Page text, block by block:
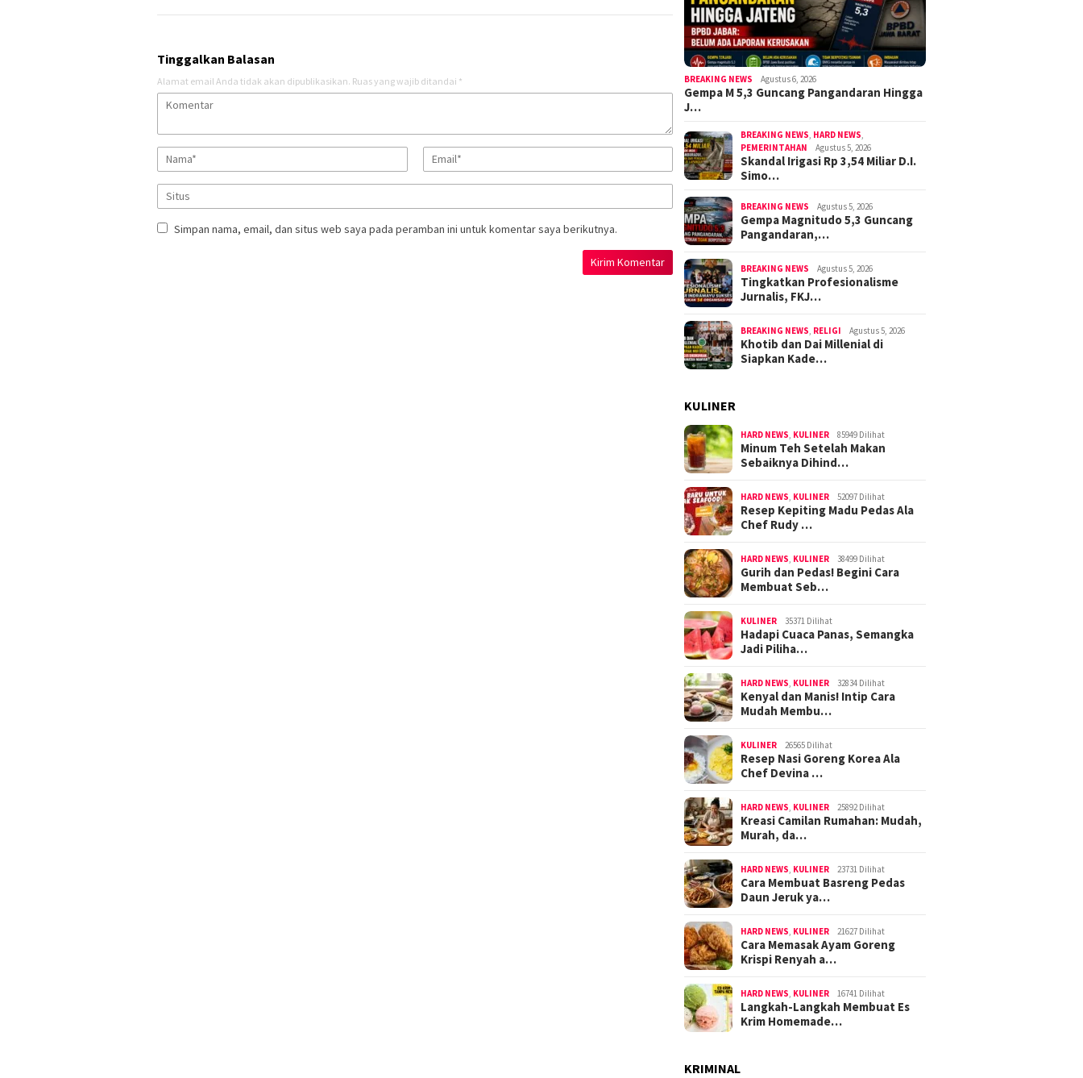
Tinggalkan Balasan
Alamat email Anda tidak akan dipublikasikan. Ruas yang wajib ditandai *
Simpan nama, email, dan situs web saya pada peramban ini untuk komentar saya berikutnya.
BREAKING NEWS Agustus 6, 2026
Gempa M 5,3 Guncang Pangandaran Hingga
J…
BREAKING NEWS HARD NEWS
PEMERINTAHAN
Agustus 5, 2026
Skandal Irigasi Rp 3,54 Miliar D.I.
Simo…
BREAKING NEWS Agustus 5, 2026
Gempa Magnitudo 5,3 Guncang
Pangandaran,…
BREAKING NEWS Agustus 5, 2026
Tingkatkan Profesionalisme
Jurnalis, FKJ…
BREAKING NEWS RELIGI Agustus 5, 2026
Khotib dan Dai Millenial di
Siapkan Kade…
KULINER
HARD NEWS KULINER 85949 Dilihat
Minum Teh Setelah Makan
Sebaiknya Dihind…
HARD NEWS KULINER 52097 Dilihat
Resep Kepiting Madu Pedas Ala
Chef Rudy …
HARD NEWS KULINER 38499 Dilihat
Gurih dan Pedas! Begini Cara
Membuat Seb…
KULINER 35371 Dilihat
Hadapi Cuaca Panas, Semangka
Jadi Piliha…
HARD NEWS KULINER 32834 Dilihat
Kenyal dan Manis! Intip Cara
Mudah Membu…
KULINER 26565 Dilihat
Resep Nasi Goreng Korea Ala
Chef Devina …
HARD NEWS KULINER 25892 Dilihat
Kreasi Camilan Rumahan: Mudah,
Murah, da…
HARD NEWS KULINER 23731 Dilihat
Cara Membuat Basreng Pedas
Daun Jeruk ya…
HARD NEWS KULINER 21627 Dilihat
Cara Memasak Ayam Goreng
Krispi Renyah a…
HARD NEWS KULINER 16741 Dilihat
Langkah-Langkah Membuat Es
Krim Homemade…
KRIMINAL